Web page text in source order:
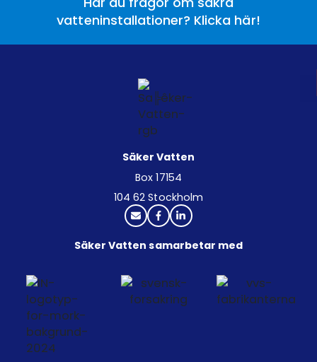
vatteninstallationer? Klicka här!
Säker Vatten
Box 17154
104 62 Stockholm
Säker Vatten samarbetar med